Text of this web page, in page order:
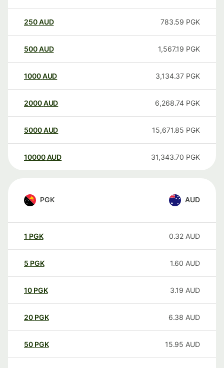
250AUD 783.59 PGK
500AUD 1,567.19 PGK
1000AUD 3,134.37 PGK
2000AUD 6,268.74 PGK
5000AUD 15,671.85 PGK
10000 AUD 31,343.70 PGK
PGK AUD
1 PGK 0.32 AUD
5 PGK 1.60 AUD
10 PGK 3.19 AUD
20 PGK 6.38 AUD
50 PGK 15.95 AUD